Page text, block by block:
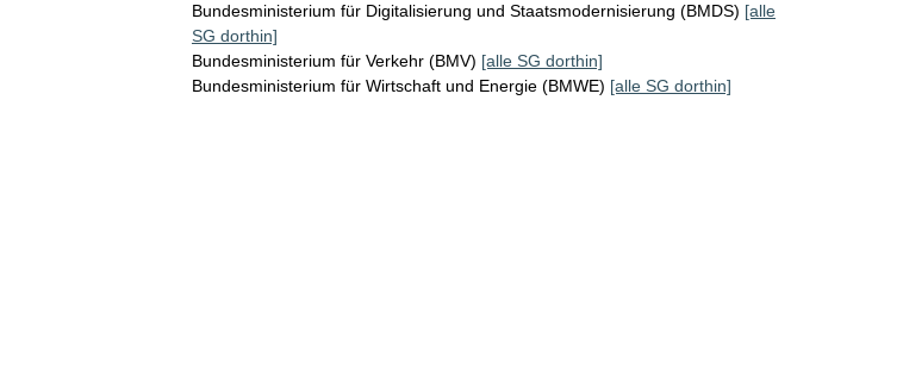
Bundesministerium für Digitalisierung und Staatsmodernisierung (BMDS) [alle
SG dorthin]
Bundesministerium für Verkehr (BMV) [alle SG dorthin]
Bundesministerium für Wirtschaft und Energie (BMWE) [alle SG dorthin]